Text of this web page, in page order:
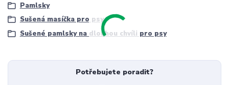
Pamlsky
Sušená masíčka pro psy
Sušené pamlsky na dlouhou chvíli pro psy
Potřebujete poradit?